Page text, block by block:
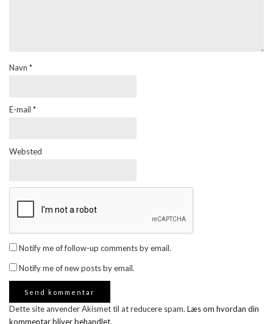
Navn *
E-mail *
Websted
Notify me of follow-up comments by email.
Notify me of new posts by email.
Dette site anvender Akismet til at reducere spam. Læs om hvordan din
kommentar bliver behandlet.